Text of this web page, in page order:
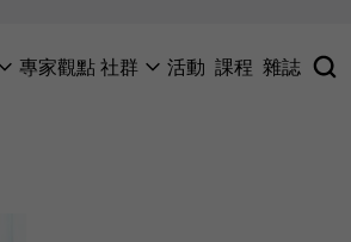
專家觀點社群 活動 課程 雜誌